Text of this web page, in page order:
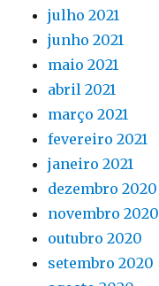
julho 2021
junho 2021
maio 2021
abril 2021
março 2021
fevereiro 2021
janeiro 2021
dezembro 2020
novembro 2020
outubro 2020
setembro 2020